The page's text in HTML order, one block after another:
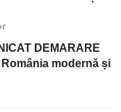
DEMARARE
modernă și